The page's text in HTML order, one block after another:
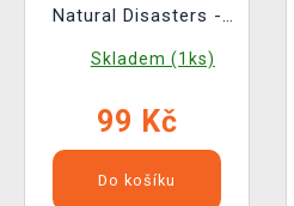
Natural Disasters -
Skladem (1ks)
99 Kč
Do košíku